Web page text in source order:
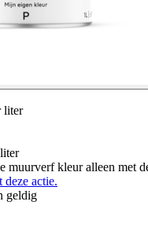
liter
liter
muurverf kleur alleen met
deze actie.
geldig